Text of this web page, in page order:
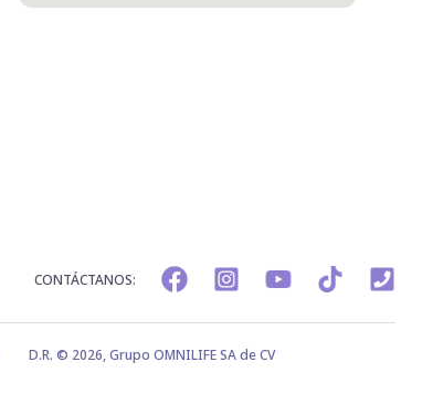
CONTÁCTANOS:
D.R. © 2026, Grupo OMNILIFE SA de CV